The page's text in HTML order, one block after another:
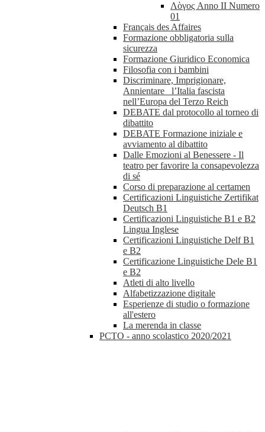
Λὸγος Anno II Numero
01
Français des Affaires
Formazione obbligatoria sulla
sicurezza
Formazione Giuridico Economica
Filosofia con i bambini
Discriminare, Imprigionare,
Annientare_ l’Italia fascista
nell’Europa del Terzo Reich
DEBATE dal protocollo al torneo di
dibattito
DEBATE Formazione iniziale e
avviamento al dibattito
Dalle Emozioni al Benessere - Il
teatro per favorire la consapevolezza
di sé
Corso di preparazione al certamen
Certificazioni Linguistiche Zertifikat
Deutsch B1
Certificazioni Linguistiche B1 e B2
Lingua Inglese
Certificazioni Linguistiche Delf B1
e B2
Certificazione Linguistiche Dele B1
e B2
Atleti di alto livello
Alfabetizzazione digitale
Esperienze di studio o formazione
all'estero
La merenda in classe
PCTO - anno scolastico 2020/2021